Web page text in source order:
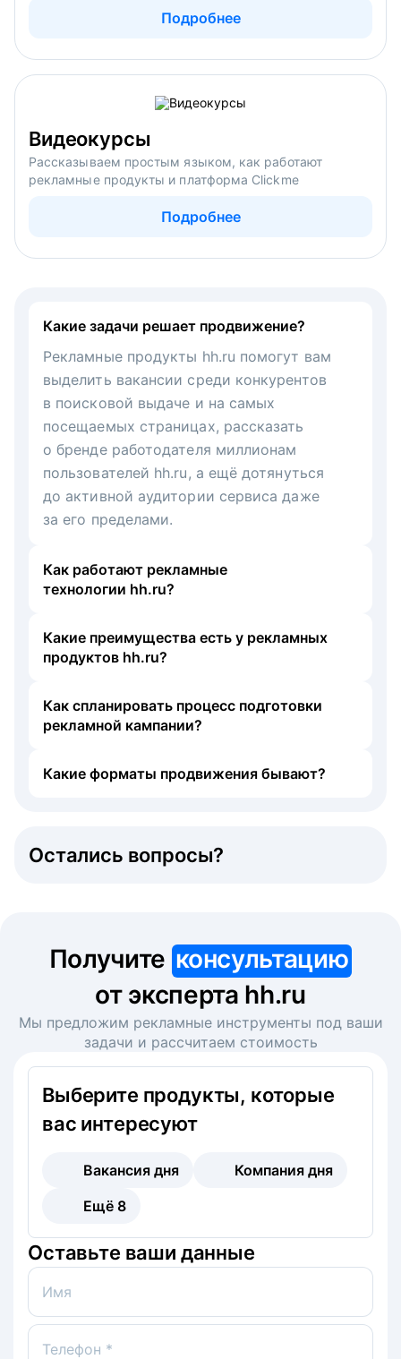
Подробнее
Видеокурсы
Рассказываем простым языком, как работают
рекламные продукты и платформа Clickme
Подробнее
Какие задачи решает продвижение?
Рекламные продукты hh.ru помогут вам
выделить вакансии среди конкурентов
в поисковой выдаче и на самых
посещаемых страницах, рассказать
о бренде работодателя миллионам
пользователей hh.ru, а ещё дотянуться
до активной аудитории сервиса даже
за его пределами.
Как работают рекламные
технологии hh.ru?
Какие преимущества есть у рекламных
продуктов hh.ru?
Как спланировать процесс подготовки
рекламной кампании?
Какие форматы продвижения бывают?
Остались вопросы?
Получите консультацию
от эксперта hh.ru
Мы предложим рекламные инструменты под ваши
задачи и рассчитаем стоимость
Выберите продукты, которые
вас интересуют
Вакансия дня
Компания дня
Ещё 8
Оставьте ваши данные
Имя
Телефон *